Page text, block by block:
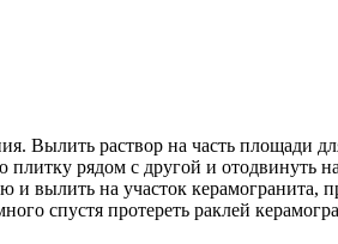
Вылить раствор на часть площади
рядом с другой и отодвинуть
вылить на участок керамогранита,
спустя протереть раклей